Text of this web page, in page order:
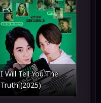
I Will Tell You The
Truth (2025)